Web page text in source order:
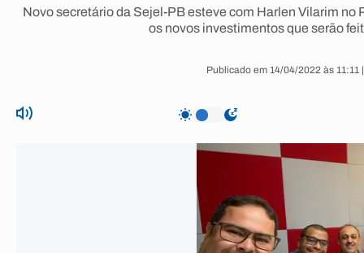
Novo secretário da Sejel-PB esteve com Harlen Vilarim
os novos investimentos que serão
Publicado em 14/04/2022 às